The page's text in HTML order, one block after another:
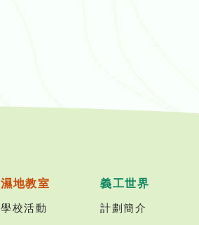
濕地教室
學校活動
義工世界
計劃簡介